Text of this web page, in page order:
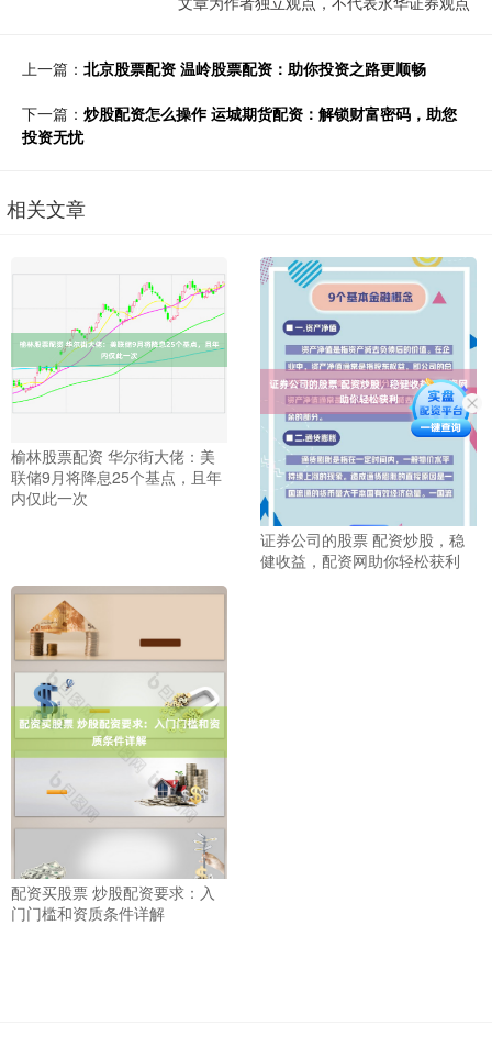
上一篇： 北京股票配资 温岭股票配资：助你投资之路更顺畅
下一篇： 炒股配资怎么操作 运城期货配资：解锁财富密码，助您
投资无忧
相关文章
榆林股票配资 华尔街大佬：美
联储9月将降息25个基点，且年
内仅此一次
证券公司的股票 配资炒股，稳
健收益，配资网助你轻松获利
配资买股票 炒股配资要求：入
门门槛和资质条件详解